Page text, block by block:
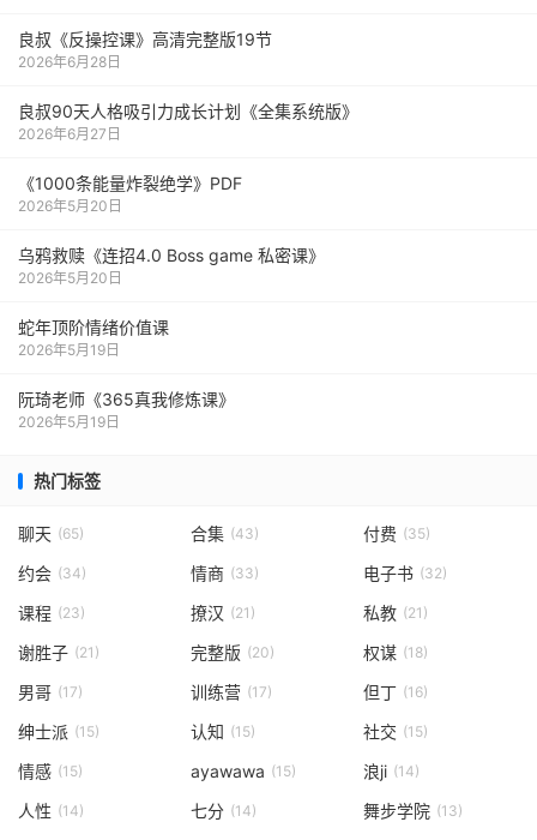
良叔《反操控课》高清完整版19节
2026年6月28日
良叔90天人格吸引力成长计划《全集系统版》
2026年6月27日
《1000‮能条‬‎量‮裂炸‬‎绝学》PDF
2026年5月20日
乌鸦救赎《连招4.0 Boss game 私密课》
2026年5月20日
蛇年顶阶情绪价值课
2026年5月19日
阮琦老师《365真我修炼课》
2026年5月19日
热门标签
聊天 (65) 合集 (43) 付费 (35)
约会 (34) 情商 (33) 电子书 (32)
课程 (23) 撩汉 (21) 私教 (21)
谢胜子 (21) 完整版 (20) 权谋 (18)
男哥 (17) 训练营 (17) 但丁 (16)
绅士派 (15) 认知 (15) 社交 (15)
情感 (15) ayawawa (15) 浪ji (14)
人性 (14) 七分 (14) 舞步学院 (13)